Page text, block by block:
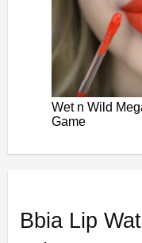
Wet n Wild
Game
Bbia Lip